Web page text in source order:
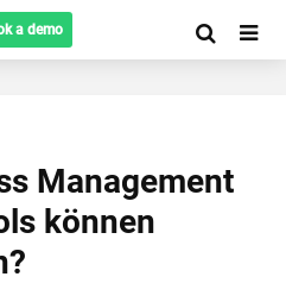
a demo
Management
können